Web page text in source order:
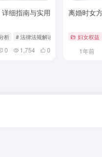
细指南与实用
析 # 法律法规解读
0 1,754 0
离婚时女
妇女权益
1年前